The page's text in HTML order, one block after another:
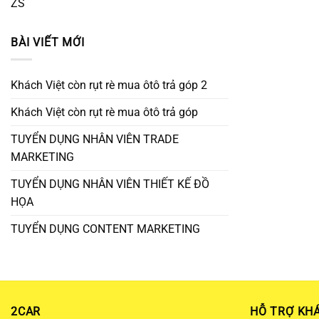
ZS
BÀI VIẾT MỚI
Khách Việt còn rụt rè mua ôtô trả góp 2
Khách Việt còn rụt rè mua ôtô trả góp
TUYỂN DỤNG NHÂN VIÊN TRADE
MARKETING
TUYỂN DỤNG NHÂN VIÊN THIẾT KẾ ĐỒ
HỌA
TUYỂN DỤNG CONTENT MARKETING
2CAR HỖ TRỢ